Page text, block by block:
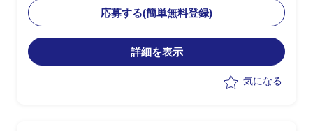
・顧客の内製化に伴い顧客責任者主導の
下、IT全般の刷新が進行中
・顧客システムの更改に伴い、運用計画
(運用要件定義)の策定などを担当
応募する(簡単無料登録)
詳細を表示
気になる